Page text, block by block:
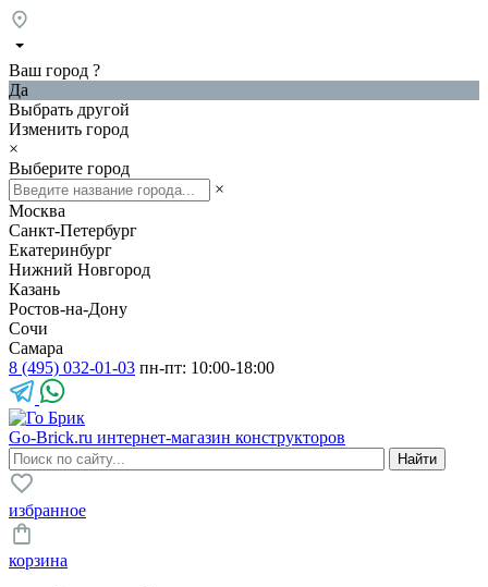
Ваш город ?
Да
Выбрать другой
Изменить город
×
Выберите город
×
Москва
Санкт-Петербург
Екатеринбург
Нижний Новгород
Казань
Ростов-на-Дону
Сочи
Самара
8 (495) 032-01-03 пн-пт: 10:00-18:00
Go-Brick.ru интернет-магазин конструкторов
избранное
корзина